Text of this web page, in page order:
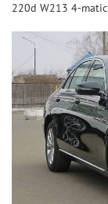
220d W213 4-matic